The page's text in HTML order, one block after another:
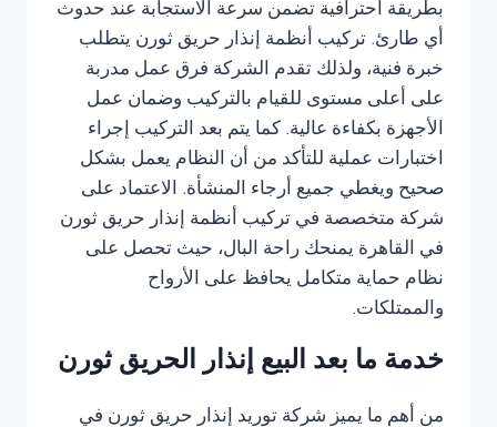
بطريقة احترافية تضمن سرعة الاستجابة عند حدوث
أي طارئ. تركيب أنظمة إنذار حريق ثورن يتطلب
خبرة فنية، ولذلك تقدم الشركة فرق عمل مدربة
على أعلى مستوى للقيام بالتركيب وضمان عمل
الأجهزة بكفاءة عالية. كما يتم بعد التركيب إجراء
اختبارات عملية للتأكد من أن النظام يعمل بشكل
صحيح ويغطي جميع أرجاء المنشأة. الاعتماد على
شركة متخصصة في تركيب أنظمة إنذار حريق ثورن
في القاهرة يمنحك راحة البال، حيث تحصل على
نظام حماية متكامل يحافظ على الأرواح
والممتلكات.
خدمة ما بعد البيع إنذار الحريق ثورن
من أهم ما يميز شركة توريد إنذار حريق ثورن في